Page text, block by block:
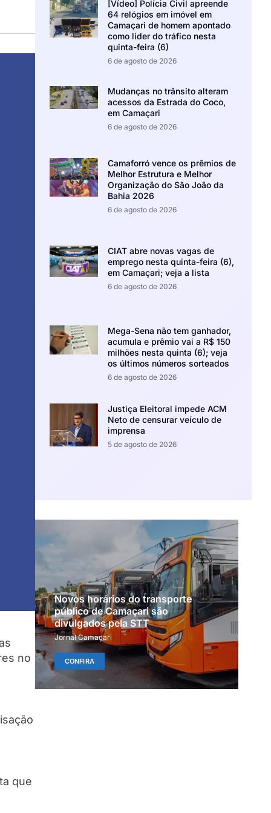
no
que
[Vídeo] Polícia Civil apreende
64 relógios em imóvel em
Camaçari de homem apontado
como líder do tráfico nesta
quinta-feira (6)
6 de agosto de 2026
Mudanças no trânsito alteram
acessos da Estrada do Coco,
em Camaçari
6 de agosto de 2026
Camaforró vence os prêmios de
Melhor Estrutura e Melhor
Organização do São João da
Bahia 2026
6 de agosto de 2026
CIAT abre novas vagas de
emprego nesta quinta-feira (6),
em Camaçari; veja a lista
6 de agosto de 2026
Mega-Sena não tem ganhador,
acumula e prêmio vai a R$ 150
milhões nesta quinta (6); veja
os últimos números sorteados
6 de agosto de 2026
Justiça Eleitoral impede ACM
Neto de censurar veículo de
imprensa
5 de agosto de 2026
Novos horários do transporte
público de Camaçari são
divulgados pela STT
Jornal Camaçari
CONFIRA